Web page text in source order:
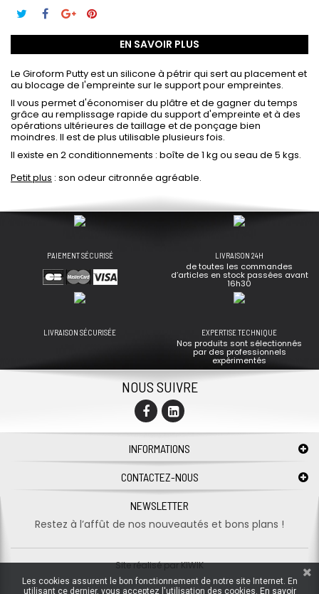
EN SAVOIR PLUS
Le Giroform Putty est un silicone à pétrir qui sert au placement et
au blocage de l'empreinte sur le support pour empreintes.
Il vous permet d'économiser du plâtre et de gagner du temps
grâce au remplissage rapide du support d'empreinte et à des
opérations ultérieures de taillage et de ponçage bien
moindres. Il est de plus utilisable plusieurs fois.
Il existe en 2 conditionnements : boîte de 1 kg ou seau de 5 kgs.
Petit plus : son odeur citronnée agréable.
PAIEMENT SÉCURISÉ LIVRAISON 24H
de toutes les commandes
d’articles en stock passées avant
16h30
LIVRAISON SÉCURISÉE EXPERTISE TECHNIQUE
Nos produits sont sélectionnés
par des professionnels
expérimentés
NOUS SUIVRE
INFORMATIONS
CONTACTEZ-NOUS
NEWSLETTER
Restez à l’affût de nos nouveautés et bons plans !
Site réalisé parKIWIK
Les cookies assurent le bon fonctionnement de notre site Internet. En
utilisant ce dernier, vous acceptez l'utilisation des cookies. En savoir